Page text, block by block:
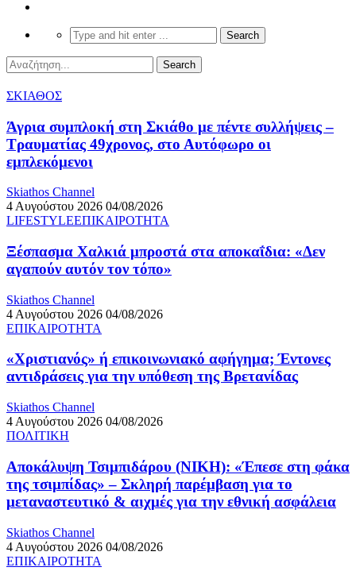
ΣΚΙΑΘΟΣ
Άγρια συμπλοκή στη Σκιάθο με πέντε συλλήψεις –
Τραυματίας 49χρονος, στο Αυτόφωρο οι
εμπλεκόμενοι
Skiathos Channel
4 Αυγούστου 2026 04/08/2026
LIFESTYLEΕΠΙΚΑΙΡΟΤΗΤΑ
Ξέσπασμα Χαλκιά μπροστά στα αποκαΐδια: «Δεν
αγαπούν αυτόν τον τόπο»
Skiathos Channel
4 Αυγούστου 2026 04/08/2026
ΕΠΙΚΑΙΡΟΤΗΤΑ
«Χριστιανός» ή επικοινωνιακό αφήγημα; Έντονες
αντιδράσεις για την υπόθεση της Βρετανίδας
Skiathos Channel
4 Αυγούστου 2026 04/08/2026
ΠΟΛΙΤΙΚΗ
Αποκάλυψη Τσιμπιδάρου (ΝΙΚΗ): «Έπεσε στη φάκα
της τσιμπίδας» – Σκληρή παρέμβαση για το
μεταναστευτικό & αιχμές για την εθνική ασφάλεια
Skiathos Channel
4 Αυγούστου 2026 04/08/2026
ΕΠΙΚΑΙΡΟΤΗΤΑ